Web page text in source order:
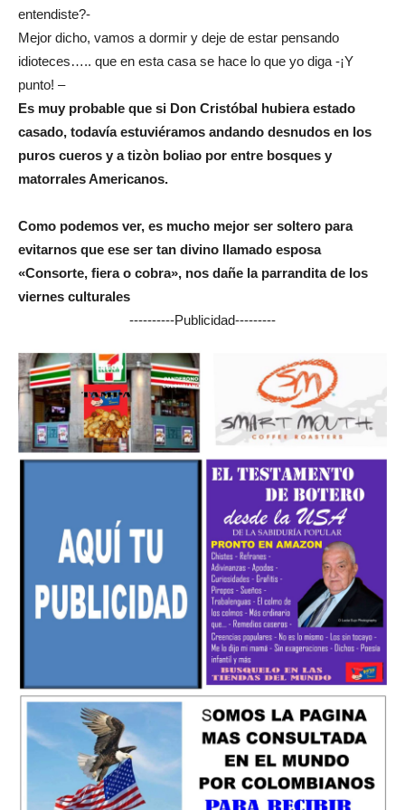
entendiste?-
Mejor dicho, vamos a dormir y deje de estar pensando
idioteces….. que en esta casa se hace lo que yo diga -¡Y
punto! –
Es muy probable que si Don Cristóbal hubiera estado
casado, todavía estuviéramos andando desnudos en los
puros cueros y a tizòn boliao por entre bosques y
matorrales Americanos.
Como podemos ver, es mucho mejor ser soltero para
evitarnos que ese ser tan divino llamado esposa
«Consorte, fiera o cobra», nos dañe la parrandita de los
viernes culturales
----------Publicidad---------